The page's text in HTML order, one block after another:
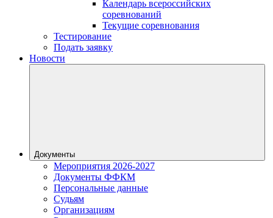
Календарь всероссийских
соревнований
Текущие соревнования
Тестирование
Подать заявку
Новости
Документы
Мероприятия 2026-2027
Документы ФФКМ
Персональные данные
Судьям
Организациям